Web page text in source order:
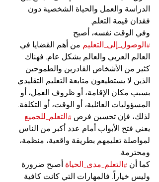
الدراسة والعمل والحياة الشخصية دون
فقدان قيمة التعلم.
وفي الوقت نفسه، أصبح
#الوصول_إلى_التعليم من أهم القضايا في
العالم العربي والعالم بشكل عام. فهناك
كثير من الأشخاص القادرين والطموحين
الذين لا يستطيعون متابعة التعليم التقليدي
بسبب مكان الإقامة، أو ظروف العمل، أو
المسؤوليات العائلية، أو الوقت، أو التكلفة.
لذلك، فإن تحسين فرص #التعلم_للجميع
يعني فتح الأبواب أمام عدد أكبر من الناس
لمواصلة تعليمهم بطريقة واقعية، منظمة،
ومحترمة.
كما أن #التعلم_مدى_الحياة أصبح ضرورة
وليس خياراً. فالمهارات التي كانت كافية